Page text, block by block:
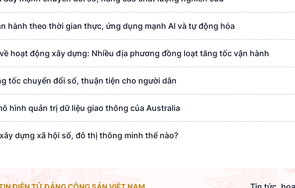
hành theo thời gian thực, ứng dụng mạnh AI và tự động hóa
hoạt động xây dựng: Nhiều địa phương đồng loạt tăng tốc vận hành
tốc chuyển đổi số, thuận tiện cho người dân
hình quản trị dữ liệu giao thông của Australia
dựng xã hội số, đô thị thông minh thế nào?